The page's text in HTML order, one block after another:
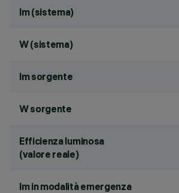
lm (sistema)
W (sistema)
lm sorgente
W sorgente
Efficienza luminosa
(valore reale)
lm in modalità emergenza